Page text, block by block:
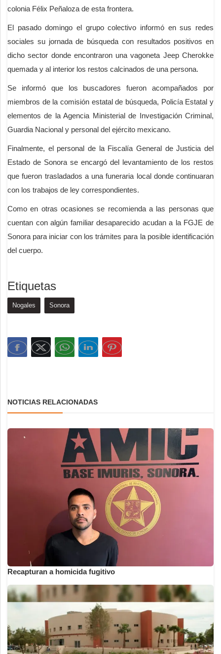
colonia Félix Peñaloza de esta frontera.
El pasado domingo el grupo colectivo informó en sus redes
sociales su jornada de búsqueda con resultados positivos en
dicho sector donde encontraron una vagoneta Jeep Cherokke
quemada y al interior los restos calcinados de una persona.
Se informó que los buscadores fueron acompañados por
miembros de la comisión estatal de búsqueda, Policía Estatal y
elementos de la Agencia Ministerial de Investigación Criminal,
Guardia Nacional y personal del ejército mexicano.
Finalmente, el personal de la Fiscalía General de Justicia del
Estado de Sonora se encargó del levantamiento de los restos
que fueron trasladados a una funeraria local donde continuaran
con los trabajos de ley correspondientes.
Como en otras ocasiones se recomienda a las personas que
cuentan con algún familiar desaparecido acudan a la FGJE de
Sonora para iniciar con los trámites para la posible identificación
del cuerpo.
Etiquetas
Nogales Sonora
NOTICIAS RELACIONADAS
Recapturan a homicida fugitivo